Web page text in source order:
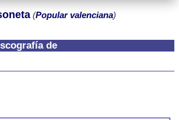
de
(Popular valenciana)